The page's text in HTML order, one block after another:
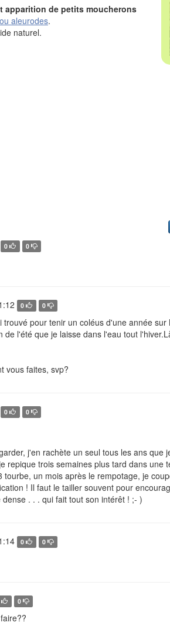
apparition de petits moucherons
aleurodes.
naturel.
0 0
0 0
trouvé pour tenir un coléus d'une année sur
de l'été que je laisse dans l'eau tout
vous faites, svp?
0 0
j'en rachète un seul tous les ans que
repique trois semaines plus tard dans une
un mois après le rempotage, je
! Il faut le tailler souvent pour
. . . qui fait tout son intérêt ! ;- )
0 0
0